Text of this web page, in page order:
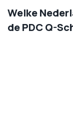
Welke
de PDC Q-